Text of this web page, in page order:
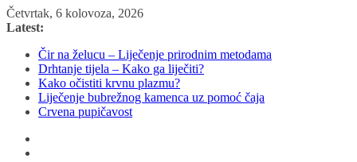
Skip
to
Četvrtak, 6 kolovoza, 2026
Latest:
Čir na želucu – Liječenje prirodnim metodama
Drhtanje tijela – Kako ga liječiti?
Kako očistiti krvnu plazmu?
Liječenje bubrežnog kamenca uz pomoć čaja
Crvena pupičavost